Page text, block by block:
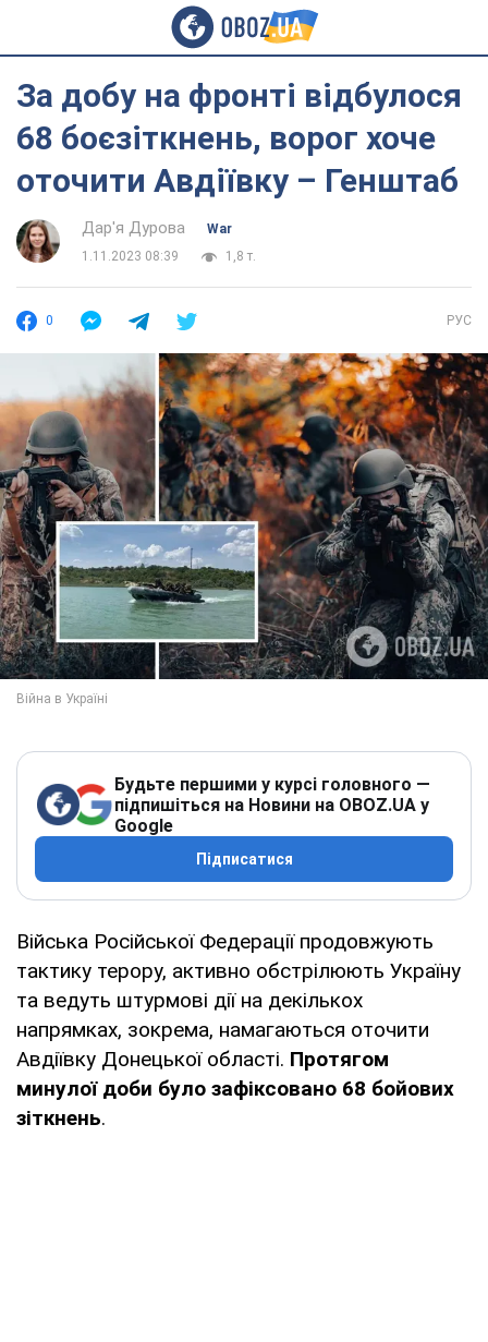
За добу на фронті відбулося
68 боєзіткнень, ворог хоче
оточити Авдіївку – Генштаб
Дар'я Дурова
War
1.11.2023 08:39
1,8 т.
0 РУС
Будьте першими у курсі головного —
підпишіться на Новини на OBOZ.UA у
Google
Підписатися
Війська Російської Федерації продовжують
тактику терору, активно обстрілюють Україну
та ведуть штурмові дії на декількох
напрямках, зокрема, намагаються оточити
Авдіївку Донецької області. Протягом
минулої доби було зафіксовано 68 бойових
зіткнень.